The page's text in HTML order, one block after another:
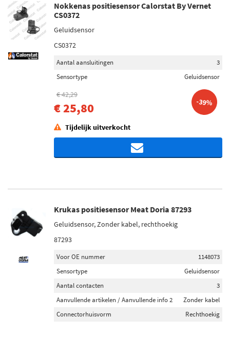
Nokkenas positiesensor Calorstat By Vernet
CS0372
Geluidsensor
CS0372
Aantal aansluitingen
3
Sensortype
Geluidsensor
€ 42,29
€ 25,80 -39%
Tijdelijk uitverkocht
Krukas positiesensor Meat Doria 87293
Geluidsensor, Zonder kabel, rechthoekig
87293
Voor OE nummer
1148073
Sensortype
Geluidsensor
Aantal contacten
3
Aanvullende artikelen / Aanvullende info 2
Zonder kabel
Connectorhuisvorm
Rechthoekig